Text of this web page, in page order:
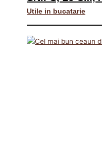
Utile in bucatarie